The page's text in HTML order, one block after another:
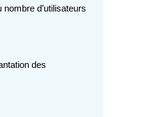
d’utilisateurs
des